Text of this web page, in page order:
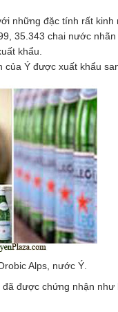
những đặc tính rất kinh
35.343 chai nước
khẩu.
Ý được xuất khẩu
Alps, nước Ý.
được chứng nhận